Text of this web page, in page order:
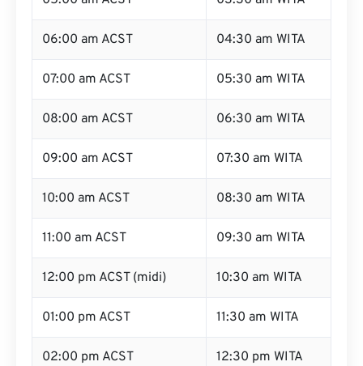
06:00 am ACST 04:30 am WITA
07:00 am ACST 05:30 am WITA
08:00 am ACST 06:30 am WITA
09:00 am ACST 07:30 am WITA
10:00 am ACST 08:30 am WITA
11:00 am ACST 09:30 am WITA
12:00 pm ACST (midi) 10:30 am WITA
01:00 pm ACST 11:30 am WITA
02:00 pm ACST 12:30 pm WITA